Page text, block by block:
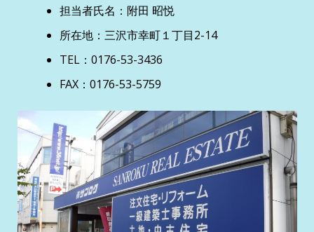
担当者氏名：附田 昭悦
所在地：三沢市幸町１丁目2-14
TEL：0176-53-3436
FAX：0176-53-5759